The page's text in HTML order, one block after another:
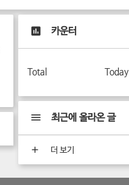
카운터
Total Today
최근에 올라온 글
더 보기